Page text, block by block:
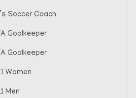
Soccer Coach
Goalkeeper
Goalkeeper
Women
Men